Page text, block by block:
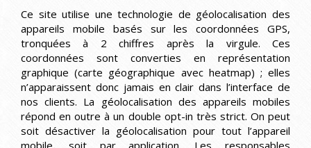
Ce site utilise une technologie de géolocalisation des
appareils mobile basés sur les coordonnées GPS,
tronquées à 2 chiffres après la virgule. Ces
coordonnées sont converties en représentation
graphique (carte géographique avec heatmap) ; elles
n’apparaissent donc jamais en clair dans l’interface de
nos clients. La géolocalisation des appareils mobiles
répond en outre à un double opt-in très strict. On peut
soit désactiver la géolocalisation pour tout l’appareil
mobile, soit par application. Les responsables